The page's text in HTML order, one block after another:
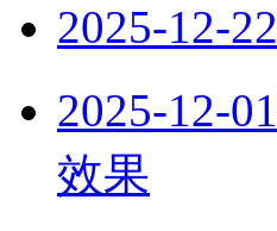
2025-12-22
2025-12-01
效果